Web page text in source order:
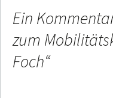
Ein
zum
Foch“